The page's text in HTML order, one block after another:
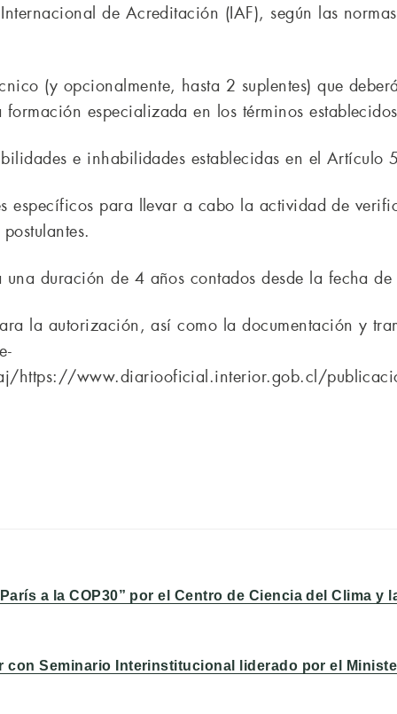
de Acreditación (IAF), según las
(y opcionalmente, hasta 2 suplentes) que
especializada en los términos
e inhabilidades establecidas en el Artículo
específicos para llevar a cabo la actividad de
duración de 4 años contados desde la fecha
la autorización, así como la documentación y
https://www.diariooficial.interior.gob.cl/
a la COP30” por el Centro de Ciencia del Clima y
con Seminario Interinstitucional liderado por el